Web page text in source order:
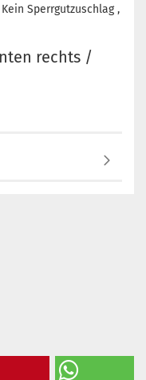
Sperrgutzuschlag ,
rechts /